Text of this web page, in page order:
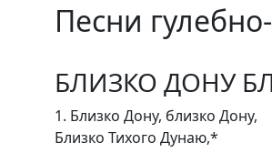
Песни
БЛИЗКО ДОНУ
1. Близко Дону, близко Дону,
Близко Тихого Дунаю,*